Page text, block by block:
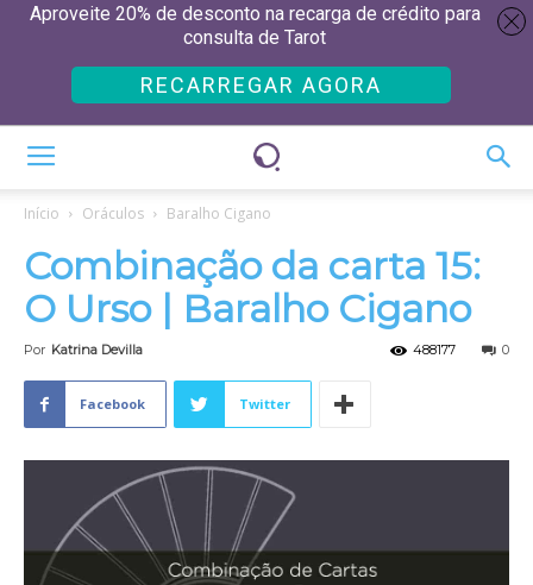
Início Oráculos Baralho Cigano
Combinação da carta 15:
O Urso | Baralho Cigano
Por Katrina Devilla 0
488177
Facebook Twitter
Aproveite 20% de desconto na recarga de crédito para
consulta de Tarot
RECARREGAR AGORA